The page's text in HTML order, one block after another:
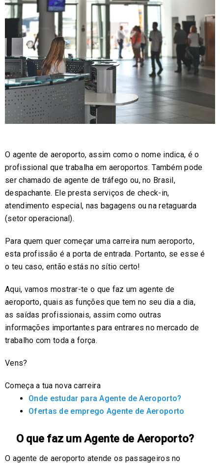
O agente de aeroporto, assim como o nome indica, é o
profissional que trabalha em aeroportos. Também pode
ser chamado de agente de tráfego ou, no Brasil,
despachante. Ele presta serviços de check-in,
atendimento especial, nas bagagens ou na retaguarda
(setor operacional).
Para quem quer começar uma carreira num aeroporto,
esta profissão é a porta de entrada. Portanto, se esse é
o teu caso, então estás no sítio certo!
Aqui, vamos mostrar-te o que faz um agente de
aeroporto, quais as funções que tem no seu dia a dia,
as saídas profissionais, assim como outras
informações importantes para entrares no mercado de
trabalho com toda a força.
Vens?
Começa a tua nova carreira
Onde estudar para Agente de Aeroporto?
Ofertas de emprego Agente de Aeroporto
O que faz um Agente de Aeroporto?
O agente de aeroporto atende os passageiros no